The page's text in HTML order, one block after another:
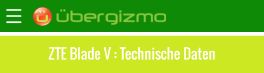
ZTE Blade V : Technische Daten